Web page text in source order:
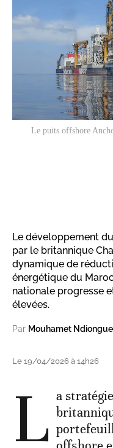
Le puits offshore
Le développement
par le britannique
dynamique de
énergétique du
nationale progresse
élevées.
Par Mouhamet Ndiongue
Le 19/04/2026 à 14h26
L a